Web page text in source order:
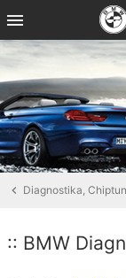
:: BMW